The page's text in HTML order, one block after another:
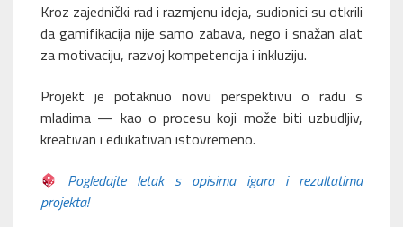
Kroz zajednički rad i razmjenu ideja, sudionici su otkrili
da gamifikacija nije samo zabava, nego i snažan alat
za motivaciju, razvoj kompetencija i inkluziju.
Projekt je potaknuo novu perspektivu o radu s
mladima — kao o procesu koji može biti uzbudljiv,
kreativan i edukativan istovremeno.
Pogledajte letak s opisima igara i rezultatima
projekta!